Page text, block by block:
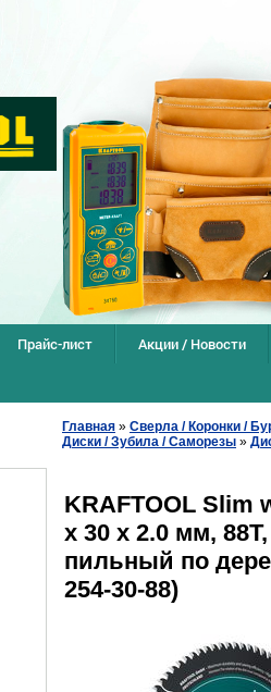
Прайс-лист
Акции / Новости
Главная » Сверла / Коронки /
Диски / Зубила / Саморезы »
KRAFTOOL Slim
х 30 x 2.0 мм,
пильный по
254-30-88)